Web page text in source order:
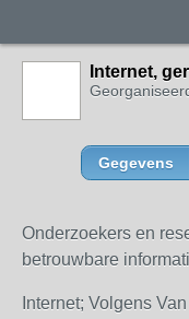
Internet,
Gegevens
Onderzoekers en
betrouwbare
Internet; Volgens